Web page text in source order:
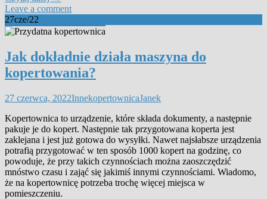
Leave a comment
27cze/22
Jak dokładnie działa maszyna do
kopertowania?
27 czerwca, 2022InnekopertownicaJanek
Kopertownica to urządzenie, które składa dokumenty, a następnie
pakuje je do kopert. Następnie tak przygotowana koperta jest
zaklejana i jest już gotowa do wysyłki. Nawet najsłabsze urządzenia
potrafią przygotować w ten sposób 1000 kopert na godzinę, co
powoduje, że przy takich czynnościach można zaoszczędzić
mnóstwo czasu i zająć się jakimiś innymi czynnościami. Wiadomo,
że na kopertownicę potrzeba trochę więcej miejsca w
pomieszczeniu.